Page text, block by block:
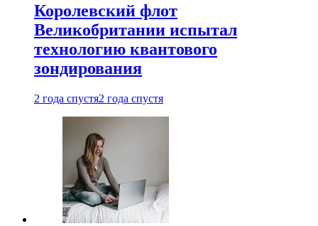
Королевский флот
Великобритании испытал
технологию квантового
зондирования
2 года спустя2 года спустя